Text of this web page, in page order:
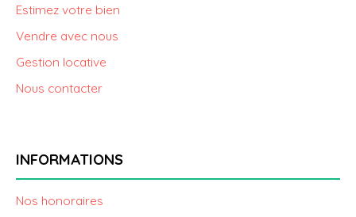
Estimez votre bien
Vendre avec nous
Gestion locative
Nous contacter
INFORMATIONS
Nos honoraires